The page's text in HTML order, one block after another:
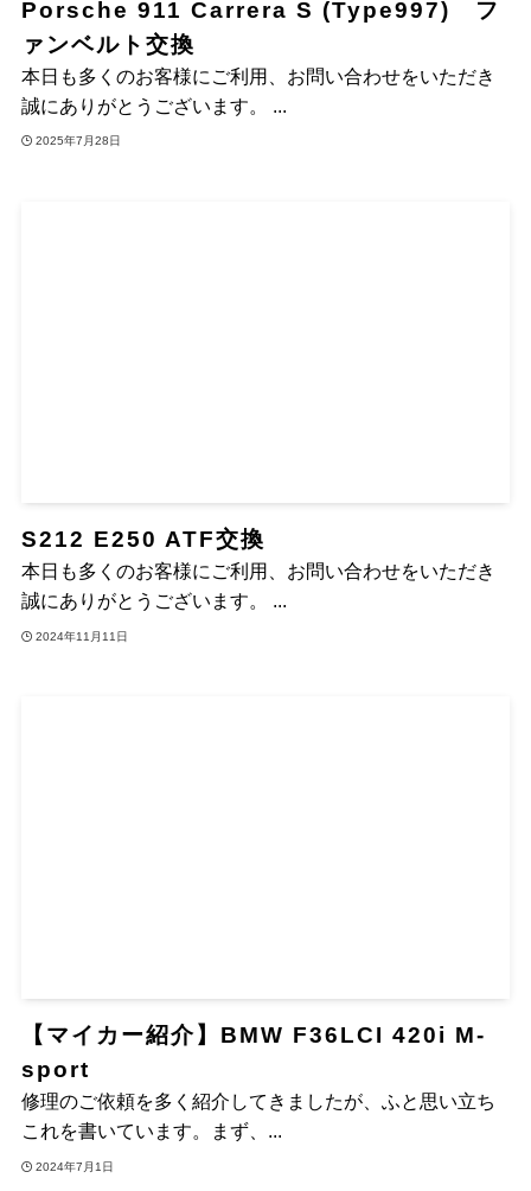
Porsche 911 Carrera S (Type997) フ
ァンベルト交換
本日も多くのお客様にご利用、お問い合わせをいただき
誠にありがとうございます。 ...
2025年7月28日
S212 E250 ATF交換
本日も多くのお客様にご利用、お問い合わせをいただき
誠にありがとうございます。 ...
2024年11月11日
【マイカー紹介】BMW F36LCI 420i M-
sport
修理のご依頼を多く紹介してきましたが、ふと思い立ち
これを書いています。まず、...
2024年7月1日